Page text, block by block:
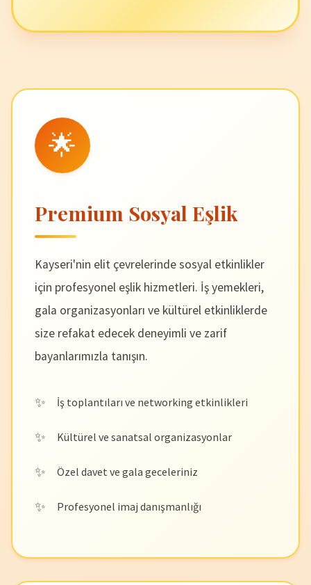
🌟
Premium Sosyal Eşlik
Kayseri'nin elit çevrelerinde sosyal etkinlikler
için profesyonel eşlik hizmetleri. İş yemekleri,
gala organizasyonları ve kültürel etkinliklerde
size refakat edecek deneyimli ve zarif
bayanlarımızla tanışın.
İş toplantıları ve networking etkinlikleri
Kültürel ve sanatsal organizasyonlar
Özel davet ve gala geceleriniz
Profesyonel imaj danışmanlığı